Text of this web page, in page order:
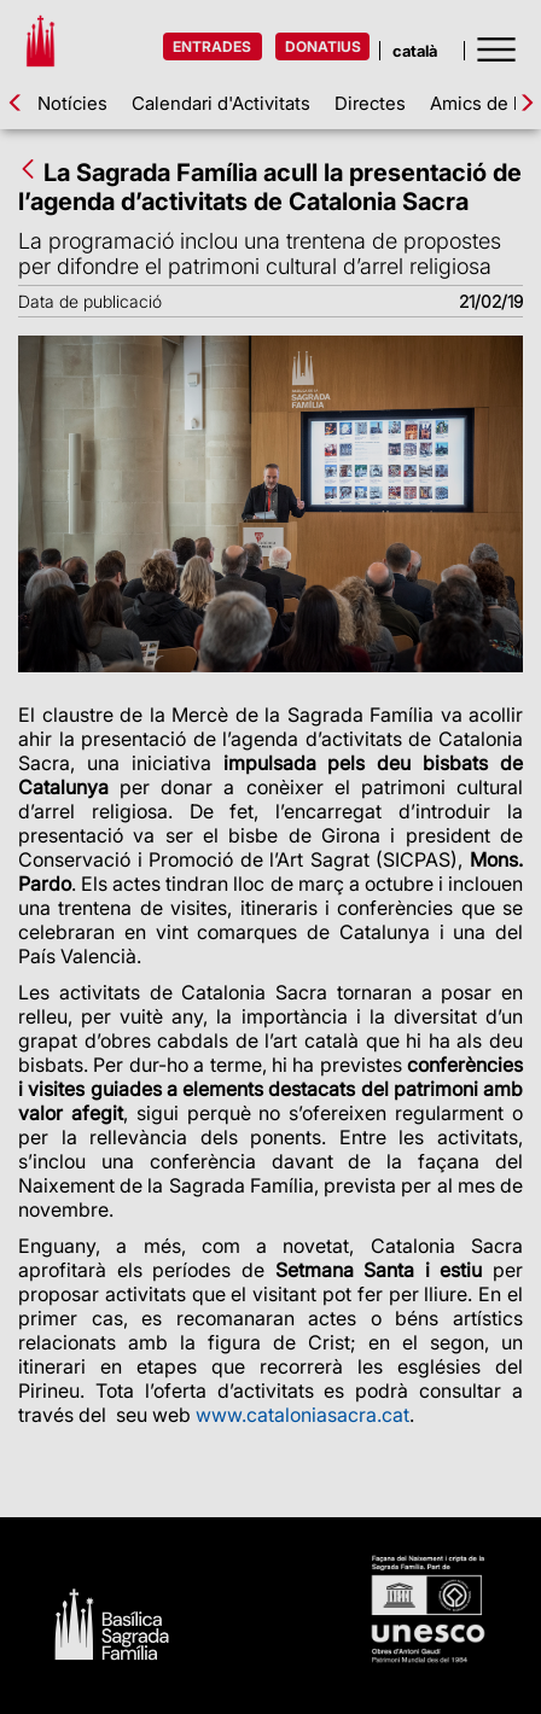
ENTRADES DONATIUS
Notícies Calendari d'Activitats Directes Amics de la
La Sagrada Família acull la presentació de
l’agenda d’activitats de Catalonia Sacra
La programació inclou una trentena de propostes
per difondre el patrimoni cultural d’arrel religiosa
Data de publicació 21/02/19
El claustre de la Mercè de la Sagrada Família va acollir
ahir la presentació de l’agenda d’activitats de Catalonia
Sacra, una iniciativa impulsada pels deu bisbats de
Catalunya per donar a conèixer el patrimoni cultural
d’arrel religiosa. De fet, l’encarregat d’introduir la
presentació va ser el bisbe de Girona i president de
Conservació i Promoció de l’Art Sagrat (SICPAS), Mons.
Pardo. Els actes tindran lloc de març a octubre i inclouen
una trentena de visites, itineraris i conferències que se
celebraran en vint comarques de Catalunya i una del
País Valencià.
Les activitats de Catalonia Sacra tornaran a posar en
relleu, per vuitè any, la importància i la diversitat d’un
grapat d’obres cabdals de l’art català que hi ha als deu
bisbats. Per dur-ho a terme, hi ha previstes conferències
i visites guiades a elements destacats del patrimoni amb
valor afegit, sigui perquè no s’ofereixen regularment o
per la rellevància dels ponents. Entre les activitats,
s’inclou una conferència davant de la façana del
Naixement de la Sagrada Família, prevista per al mes de
novembre.
Enguany, a més, com a novetat, Catalonia Sacra
aprofitarà els períodes de Setmana Santa i estiu per
proposar activitats que el visitant pot fer per lliure. En el
primer cas, es recomanaran actes o béns artístics
relacionats amb la figura de Crist; en el segon, un
itinerari en etapes que recorrerà les esglésies del
Pirineu. Tota l’oferta d’activitats es podrà consultar a
través del seu web www.cataloniasacra.cat.